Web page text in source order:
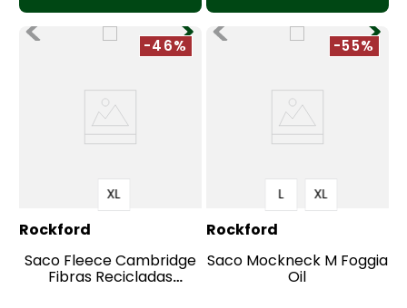
-46%
XL
Rockford
Saco Fleece Cambridge
Fibras Recicladas
-55%
L XL
Rockford
Saco Mockneck M Foggia
Oil